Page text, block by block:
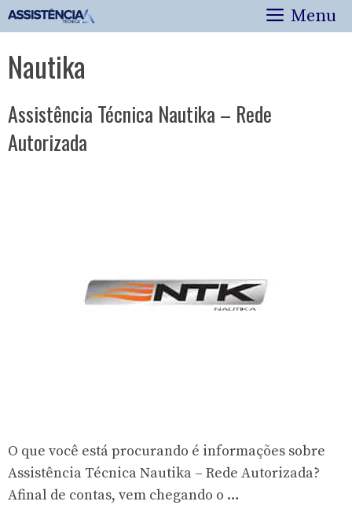
Pular
para
conteúdo
Menu
Nautika
Assistência Técnica Nautika – Rede
Autorizada
O que você está procurando é informações sobre
Assistência Técnica Nautika – Rede Autorizada?
Afinal de contas, vem chegando o …